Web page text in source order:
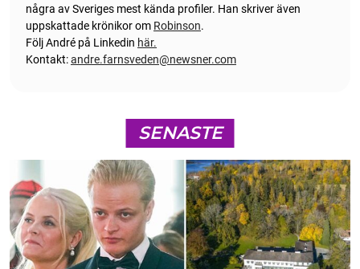
några av Sveriges mest kända profiler. Han skriver även
uppskattade krönikor om Robinson.
Följ André på Linkedin här.
Kontakt:andre.farnsveden@newsner.com
SENASTE